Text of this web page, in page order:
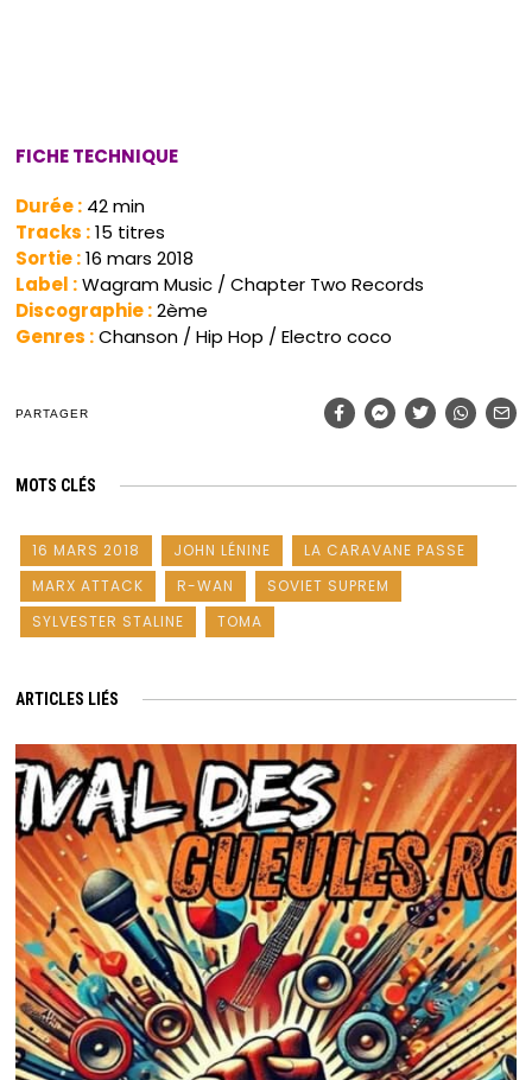
FICHE TECHNIQUE
Durée : 42 min
Tracks : 15 titres
Sortie : 16 mars 2018
Label :Wagram Music / Chapter Two Records
Discographie :2ème
Genres :Chanson / Hip Hop / Electro coco
PARTAGER
MOTS CLÉS
16 MARS 2018 JOHN LÉNINE
LA CARAVANE PASSE
MARX ATTACK
R-WAN
SOVIET SUPREM
SYLVESTER STALINE
TOMA
ARTICLES LIÉS